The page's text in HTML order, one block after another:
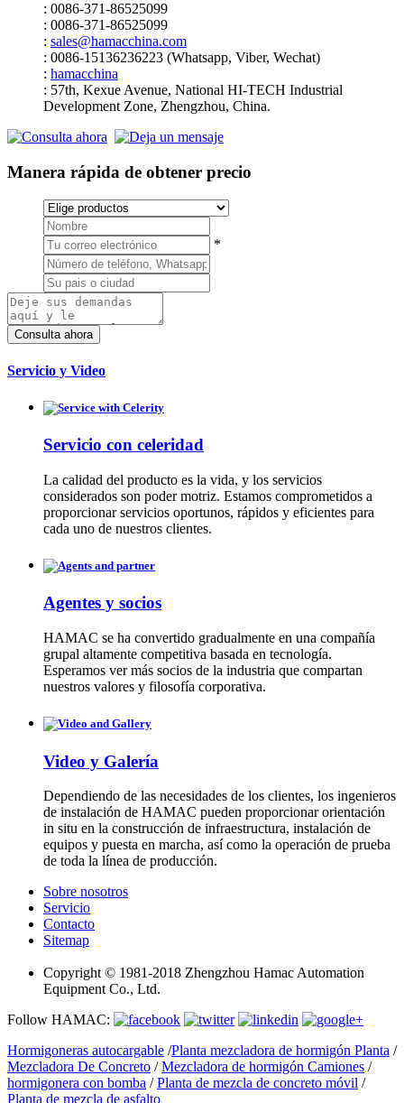
: 0086-371-86525099
: 0086-371-86525099
: sales@hamacchina.com
: 0086-15136236223 (Whatsapp, Viber, Wechat)
: hamacchina
: 57th, Kexue Avenue, National HI-TECH Industrial
Development Zone, Zhengzhou, China.
Manera rápida de obtener precio
*
Servicio y Video
Servicio con celeridad
La calidad del producto es la vida, y los servicios
considerados son poder motriz. Estamos comprometidos a
proporcionar servicios oportunos, rápidos y eficientes para
cada uno de nuestros clientes.
Agentes y socios
HAMAC se ha convertido gradualmente en una compañía
grupal altamente competitiva basada en tecnología.
Esperamos ver más socios de la industria que compartan
nuestros valores y filosofía corporativa.
Video y Galería
Dependiendo de las necesidades de los clientes, los ingenieros
de instalación de HAMAC pueden proporcionar orientación
in situ en la construcción de infraestructura, instalación de
equipos y puesta en marcha, así como la operación de prueba
de toda la línea de producción.
Sobre nosotros
Servicio
Contacto
Sitemap
Copyright © 1981-2018 Zhengzhou Hamac Automation
Equipment Co., Ltd.
Follow HAMAC:
Hormigoneras autocargable /Planta mezcladora de hormigón Planta /
Mezcladora De Concreto /Mezcladora de hormigón Camiones /
hormigonera con bomba /Planta de mezcla de concreto móvil /
Planta de mezcla de asfalto